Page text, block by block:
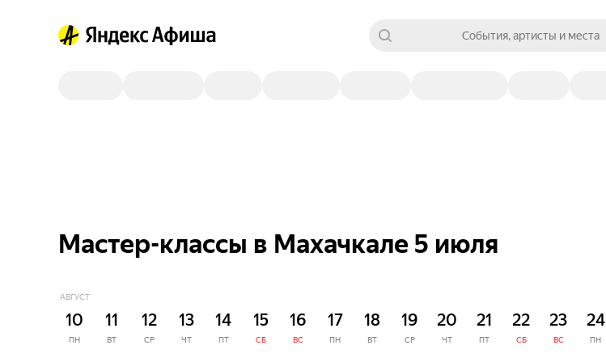
События, артисты и места
Мастер-классы в Махачкале 5 июля
АВГУСТ
10
ПН
11
ВТ
12
СР
13
ЧТ
14
ПТ
15
СБ
16
ВС
17
ПН
18
ВТ
19
СР
20
ЧТ
21
ПТ
22
СБ
23
ВС
24
ПН